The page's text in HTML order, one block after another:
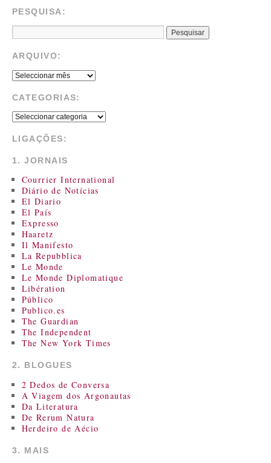
PESQUISA:
ARQUIVO:
CATEGORIAS:
LIGAÇÕES:
1. JORNAIS
Courrier International
Diário de Notícias
El Diario
El País
Expresso
Haaretz
Il Manifesto
La Repubblica
Le Monde
Le Monde Diplomatique
Libération
Público
Publico.es
The Guardian
The Independent
The New York Times
2. BLOGUES
2 Dedos de Conversa
A Viagem dos Argonautas
Da Literatura
De Rerum Natura
Herdeiro de Aécio
3. MAIS